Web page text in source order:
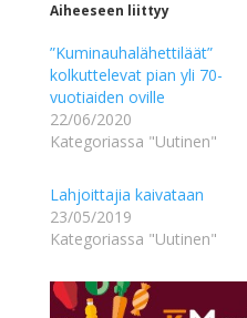
Aiheeseen liittyy
”Kuminauhalähettiläät”
kolkuttelevat pian yli 70-
vuotiaiden oville
22/06/2020
Kategoriassa "Uutinen"
Lahjoittajia kaivataan
23/05/2019
Kategoriassa "Uutinen"